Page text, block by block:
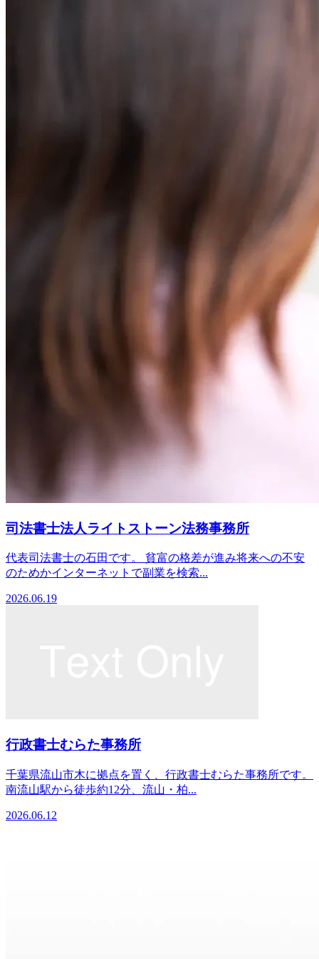
司法書士法人ライトストーン法務事務所
代表司法書士の石田です。 貧富の格差が進み将来への不安
のためかインターネットで副業を検索...
2026.06.19
行政書士むらた事務所
千葉県流山市木に拠点を置く、行政書士むらた事務所です。
南流山駅から徒歩約12分、流山・柏...
2026.06.12